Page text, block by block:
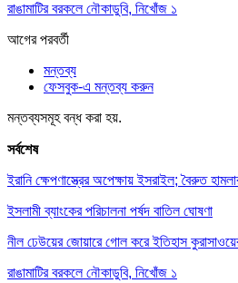
রাঙামাটির বরকলে নৌকাডুবি, নিখোঁজ ১
আগেরপরবর্তী
মন্তব্য
ফেসবুক-এ মন্তব্য করুন
মন্তব্যসমূহ বন্ধ করা হয়.
সর্বশেষ
ইরানি ক্ষেপণাস্ত্রের অপেক্ষায় ইসরাইল; বৈরুত
ইসলামী ব্যাংকের পরিচালনা পর্ষদ বাতিল ঘোষণা
নীল ঢেউয়ের জোয়ারে গোল করে ইতিহাস
রাঙামাটির বরকলে নৌকাডুবি, নিখোঁজ ১